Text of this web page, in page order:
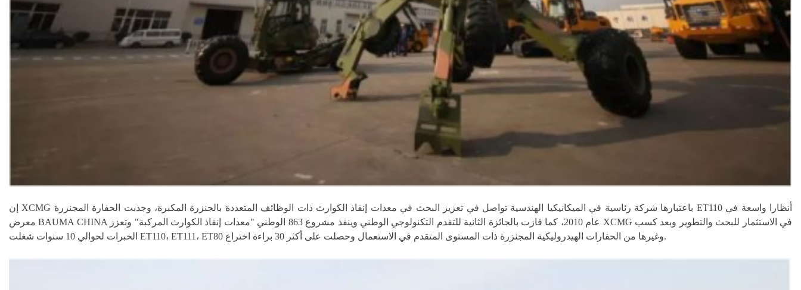
إن XCMG باعتبارها شركة رئاسية في الميكانيكيا الهندسية تواصل في تعزيز البحث في معدات إنقاذ الكوارث ذات الوظائف المتعددة بالجنزرة المكبرة، وجذبت الحفارة المجنزرة ET110 أنظارا واسعة في
معرض BAUMA CHINA عام 2010، كما فازت بالجائزة الثانية للتقدم التكنولوجي الوطني وينفذ مشروع 863 الوطني "معدات إنقاذ الكوارث المركبة" وتعزز XCMG في الاستثمار للبحث والتطوير وبعد كسب
الخبرات لحوالي 10 سنوات شغلت ET110، ET111، ET80 وغيرها من الحفارات الهيدروليكية المجنزرة ذات المستوى المتقدم في الاستعمال وحصلت على أكثر 30 براءة اختراع.